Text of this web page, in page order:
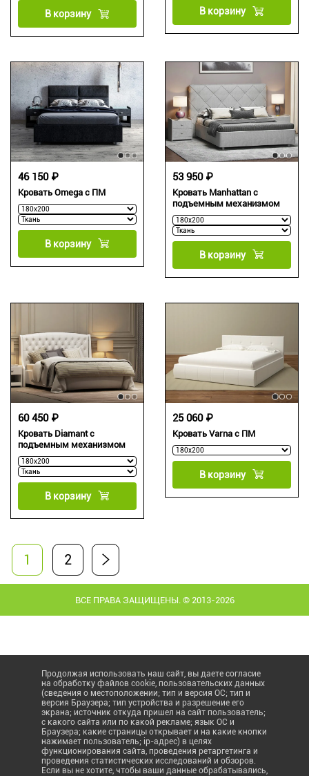
В корзину В корзину
Кровать Omega с ПМ
46 150 ₽
В корзину
Кровать Manhattan с
подъемным механизмом
53 950 ₽
В корзину
Кровать Diamant с
подъемным механизмом
60 450 ₽
В корзину
Кровать Varna c ПМ
25 060 ₽
В корзину
1 2
ВСЕ ПРАВА ЗАЩИЩЕНЫ. © 2013-2026
Продолжая использовать наш сайт, вы даете согласие
на обработку файлов cookie, пользовательских данных
(сведения о местоположении; тип и версия ОС; тип и
версия Браузера; тип устройства и разрешение его
экрана; источник откуда пришел на сайт пользователь;
с какого сайта или по какой рекламе; язык ОС и
Браузера; какие страницы открывает и на какие кнопки
нажимает пользователь; ip-адрес) в целях
функционирования сайта, проведения ретаргетинга и
проведения статистических исследований и обзоров.
Если вы не хотите, чтобы ваши данные обрабатывались,